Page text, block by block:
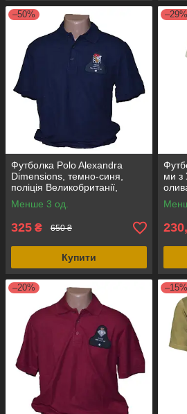
–50%
Футболка Polo Alexandra
Dimensions, темно-синя,
поліція Великобританії,
оригінал
Менше 3 од.
325 ₴ 650 ₴
Купити
–29%
ми з
–20% –15%